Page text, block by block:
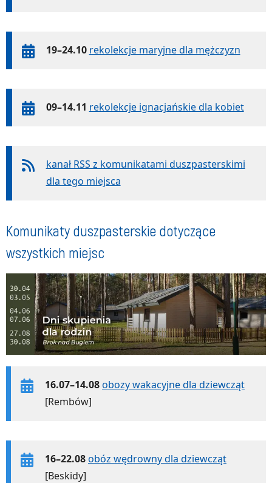
19–24.10 rekolekcje maryjne dla mężczyzn
09–14.11 rekolekcje ignacjańskie dla kobiet
kanał RSS z komunikatami duszpasterskimi
dla tego miejsca
Komunikaty duszpasterskie dotyczące
wszystkich miejsc
16.07–14.08obozy wakacyjne dla dziewcząt
[Rembów]
16–22.08obóz wędrowny dla dziewcząt
[Beskidy]